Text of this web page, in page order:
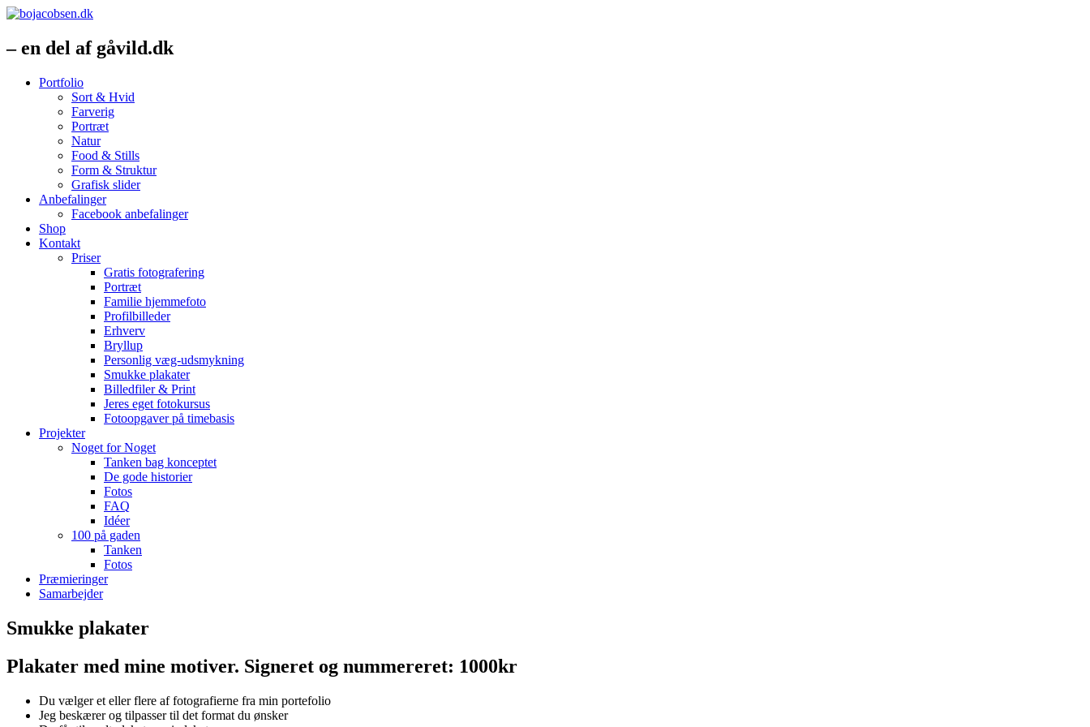
– en del af gåvild.dk
Portfolio
Sort & Hvid
Farverig
Portræt
Natur
Food & Stills
Form & Struktur
Grafisk slider
Anbefalinger
Facebook anbefalinger
Shop
Kontakt
Priser
Gratis fotografering
Portræt
Familie hjemmefoto
Profilbilleder
Erhverv
Bryllup
Personlig væg-udsmykning
Smukke plakater
Billedfiler & Print
Jeres eget fotokursus
Fotoopgaver på timebasis
Projekter
Noget for Noget
Tanken bag konceptet
De gode historier
Fotos
FAQ
Idéer
100 på gaden
Tanken
Fotos
Præmieringer
Samarbejder
Smukke plakater
Plakater med mine motiver. Signeret og nummereret: 1000kr
Du vælger et eller flere af fotografierne fra min portefolio
Jeg beskærer og tilpasser til det format du ønsker